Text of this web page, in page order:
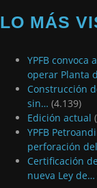
LO MÁS
YPFB
operar Planta
Construcción
sin… (4.139)
Edición actual
YPFB
perforación
Certificación
nueva Ley de…